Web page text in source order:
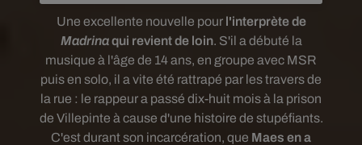
Une excellente nouvelle pour l'interprète de
Madrinaqui revient de loin. S'il a débuté la
musique à l'âge de 14 ans, en groupe avec MSR
puis en solo, il a vite été rattrapé par les travers de
la rue : le rappeur a passé dix-huit mois à la prison
de Villepinte à cause d'une histoire de stupéfiants.
C'est durant son incarcération, que Maes en a